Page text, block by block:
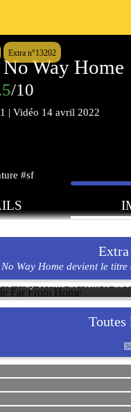
Extra n°13202
Way Home
/10
| Vidéo 14 avril 2022
#sf
No Way Home devient le
Way Home devient le
Toutes